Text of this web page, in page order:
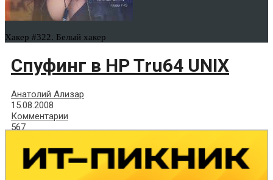
Хакер #322. Белый хакер
Спуфинг в HP Tru64 UNIX
Анатолий Ализар
15.08.2008
Комментарии
567